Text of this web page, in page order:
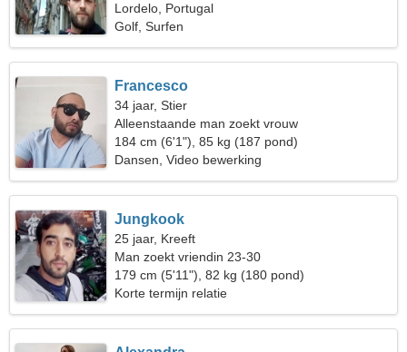
Lordelo, Portugal
Golf, Surfen
Francesco
34 jaar, Stier
Alleenstaande man zoekt vrouw
184 cm (6'1"), 85 kg (187 pond)
Dansen, Video bewerking
Jungkook
25 jaar, Kreeft
Man zoekt vriendin 23-30
179 cm (5'11"), 82 kg (180 pond)
Korte termijn relatie